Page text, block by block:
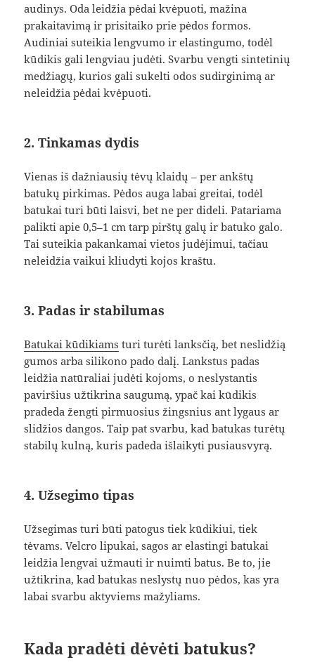
audinys. Oda leidžia pėdai kvėpuoti, mažina
prakaitavimą ir prisitaiko prie pėdos formos.
Audiniai suteikia lengvumo ir elastingumo, todėl
kūdikis gali lengviau judėti. Svarbu vengti sintetinių
medžiagų, kurios gali sukelti odos sudirginimą ar
neleidžia pėdai kvėpuoti.
2. Tinkamas dydis
Vienas iš dažniausių tėvų klaidų – per ankštų
batukų pirkimas. Pėdos auga labai greitai, todėl
batukai turi būti laisvi, bet ne per dideli. Patariama
palikti apie 0,5–1 cm tarp pirštų galų ir batuko galo.
Tai suteikia pakankamai vietos judėjimui, tačiau
neleidžia vaikui kliudyti kojos kraštu.
3. Padas ir stabilumas
Batukai kūdikiams turi turėti lanksčią, bet neslidžią
gumos arba silikono pado dalį. Lankstus padas
leidžia natūraliai judėti kojoms, o neslystantis
paviršius užtikrina saugumą, ypač kai kūdikis
pradeda žengti pirmuosius žingsnius ant lygaus ar
slidžios dangos. Taip pat svarbu, kad batukas turėtų
stabilų kulną, kuris padeda išlaikyti pusiausvyrą.
4. Užsegimo tipas
Užsegimas turi būti patogus tiek kūdikiui, tiek
tėvams. Velcro lipukai, sagos ar elastingi batukai
leidžia lengvai užmauti ir nuimti batus. Be to, jie
užtikrina, kad batukas neslystų nuo pėdos, kas yra
labai svarbu aktyviems mažyliams.
Kada pradėti dėvėti batukus?